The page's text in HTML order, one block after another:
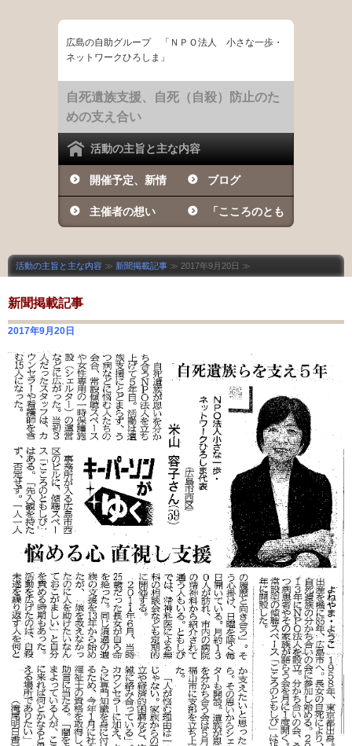
広島の自助グループ 「ＮＰＯ法人 小さな一歩・
ネットワークひろしま」
自死遺族支援、自死（自殺）防止のた
めの支え合い
活動の主旨と主な内容
開催予定、新情
報など
ブログ
主催者の想い 「こころのとも
活動の主旨と主な内容 ≫ 新聞掲載記事 ≫ 2017年9月20日 ≫
新聞掲載記事
2017年9月20日